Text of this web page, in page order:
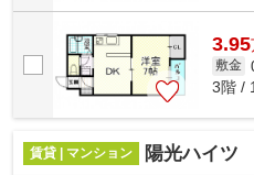
3.95
敷金
3階 /
賃貸 | マンション 陽光ハイツ